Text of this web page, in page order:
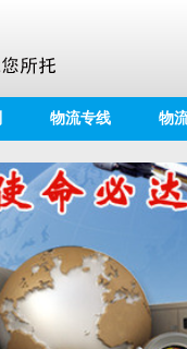
物流专线 物